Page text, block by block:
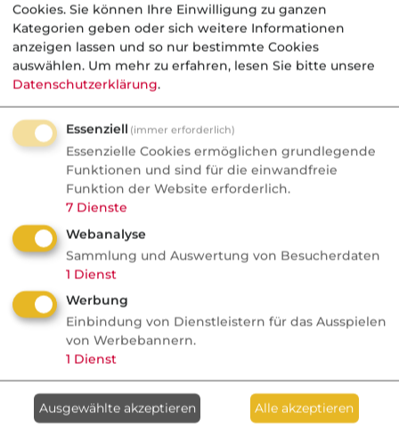
Weiterführende Links
Beihilfe (Private Krankenversicherung)
Beihilfebemessungssatz
(Krankenversicherung)
Beihilfebescheinigung
Beihilfeversicherung VVG § 199
Hundertprozentgrenze Beihilfe
Krankenversicherung für Beamtinnen und
Beamte (Bundesbeihilfe)
Kategorie: Krankenversicherung, gesetzlich
Krankenversicherung, privat
Cookies. Sie können Ihre Einwilligung zu ganzen
Kategorien geben oder sich weitere Informationen
anzeigen lassen und so nur bestimmte Cookies
auswählen. Um mehr zu erfahren, lesen Sie bitte unsere
Datenschutzerklärung.
Essenziell (immer erforderlich)
Essenzielle Cookies ermöglichen grundlegende
Funktionen und sind für die einwandfreie
Funktion der Website erforderlich.
7 Dienste
Webanalyse
Sammlung und Auswertung von Besucherdaten
1 Dienst
Werbung
Einbindung von Dienstleistern für das Ausspielen
von Werbebannern.
1 Dienst
Ausgewählte akzeptieren Alle akzeptieren